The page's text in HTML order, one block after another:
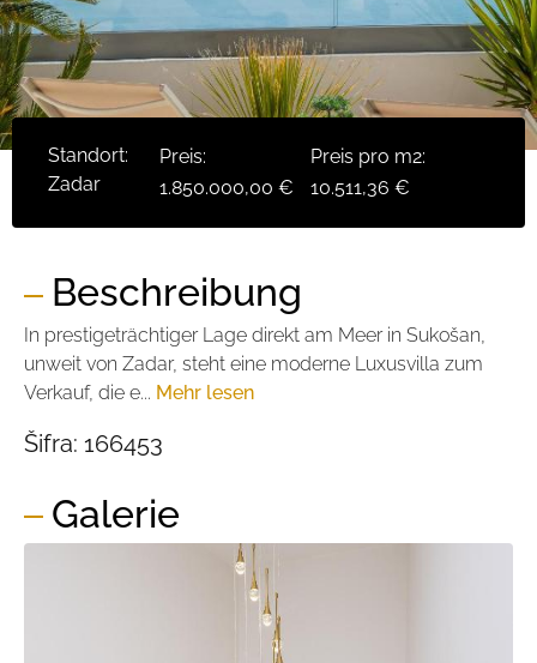
Standort:
Zadar
Preis:
1.850.000,00 €
Preis pro m2:
10.511,36 €
Beschreibung
In prestigeträchtiger Lage direkt am Meer in Sukošan,
unweit von Zadar, steht eine moderne Luxusvilla zum
Verkauf, die e... Mehr lesen
Šifra: 166453
Galerie